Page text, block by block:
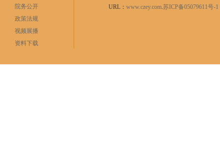
院务公开
政策法规
视频展播
资料下载
URL： www.czey.com.苏ICP备05079611号-